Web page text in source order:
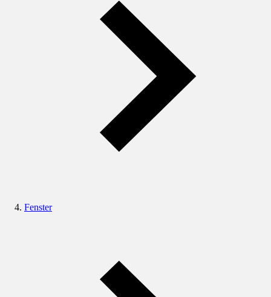
Fenster